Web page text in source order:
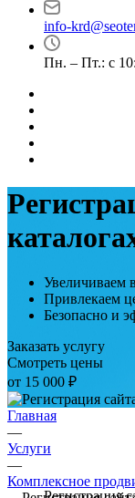
info-
Пн. – Пт.: с
Увеличиваем
Привлекаем
Безопасно и
Заказать услугу
Смотреть цены
от 15 000 ₽
Главная
—
Услуги
—
Комплексное